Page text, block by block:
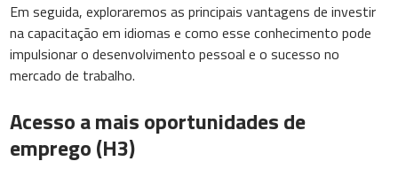
Em seguida, exploraremos as principais vantagens de investir
na capacitação em idiomas e como esse conhecimento pode
impulsionar o desenvolvimento pessoal e o sucesso no
mercado de trabalho.
Acesso a mais oportunidades de
emprego (H3)